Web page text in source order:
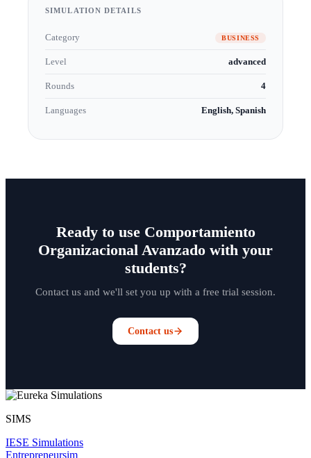
SIMULATION DETAILS
Category BUSINESS
Level advanced
Rounds 4
Languages English, Spanish
Ready to use Comportamiento
Organizacional Avanzado with your
students?
Contact us and we'll set you up with a free trial session.
Contact us
SIMS
IESE Simulations
Entrepreneursim